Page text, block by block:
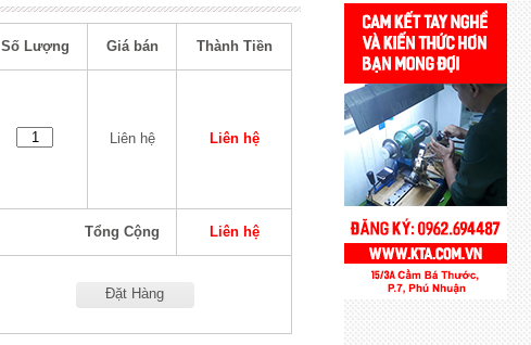
Số Lượng Giá bán Thành Tiền
Liên hệ Liên hệ
Tổng Cộng Liên hệ
Đặt Hàng